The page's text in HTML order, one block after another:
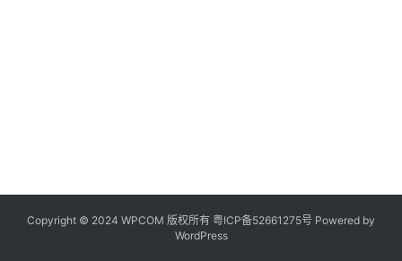
Copyright © 2024 WPCOM 版权所有 粤ICP备52661275号 Powered by
WordPress